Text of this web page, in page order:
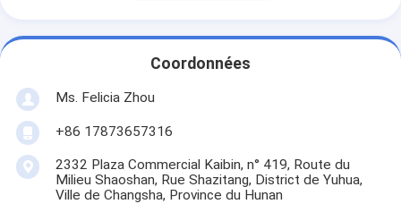
Coordonnées
Ms. Felicia Zhou
+86 17873657316
2332 Plaza Commercial Kaibin, n° 419, Route du
Milieu Shaoshan, Rue Shazitang, District de Yuhua,
Ville de Changsha, Province du Hunan